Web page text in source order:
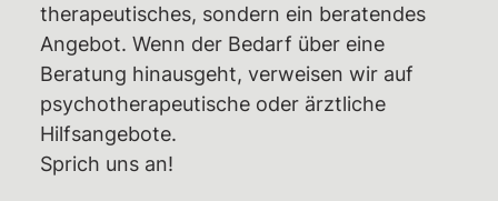
Individuelle EA-Nummer
Impressionen aus dem Gerichtssaal
Gerichtsentscheidungen
Verfassungsbeschwerden
Emotionaler Support
therapeutisches, sondern ein beratendes
Angebot. Wenn der Bedarf über eine
Beratung hinausgeht, verweisen wir auf
psychotherapeutische oder ärztliche
Hilfsangebote.
Sprich uns an!